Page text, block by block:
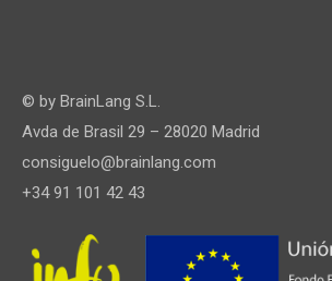
© by BrainLang S.L.
Avda de Brasil 29 – 28020 Madrid
consiguelo@brainlang.com
+34 91 101 42 43